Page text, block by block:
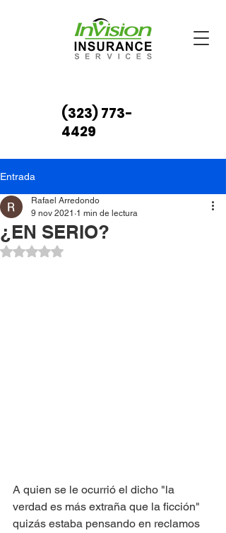
(323) 773-
4429
Entrada
¿EN SERIO?
Rafael Arredondo
9 nov 2021 1 min de lectura
Obtuvo NaN de 5 estrellas.
A quien se le ocurrió el dicho "la
verdad es más extraña que la ficción"
quizás estaba pensando en reclamos